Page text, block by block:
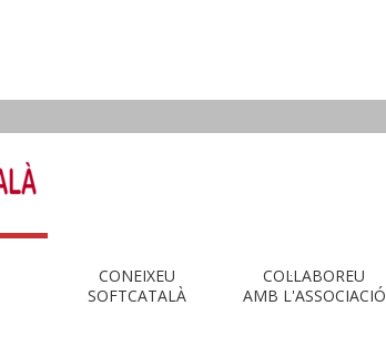
CONEIXEU
SOFTCATALÀ
COL·LABOREU
AMB L'ASSOCIACIÓ